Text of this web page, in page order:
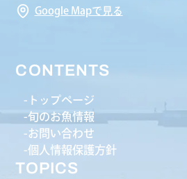
Google Mapで見る
CONTENTS
トップページ
旬のお魚情報
お問い合わせ
個人情報保護方針
TOPICS